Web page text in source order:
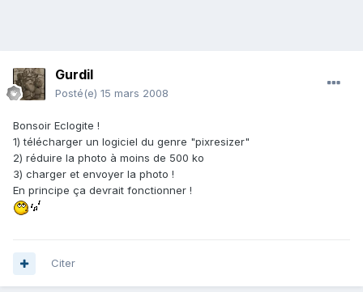
Gurdil
Posté(e) 15 mars 2008
Bonsoir Eclogite !
1) télécharger un logiciel du genre "pixresizer"
2) réduire la photo à moins de 500 ko
3) charger et envoyer la photo !
En principe ça devrait fonctionner !
Citer